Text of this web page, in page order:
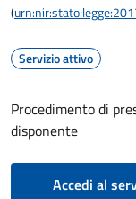
(
Servizio attivo
Procedimento di
disponente
Accedi al